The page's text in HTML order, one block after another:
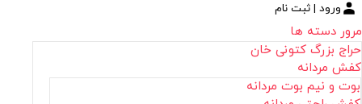
ورود | ثبت نام
مرور دسته ها
حراج بزرگ کتونی خان
کفش مردانه
بوت و نیم بوت مردانه